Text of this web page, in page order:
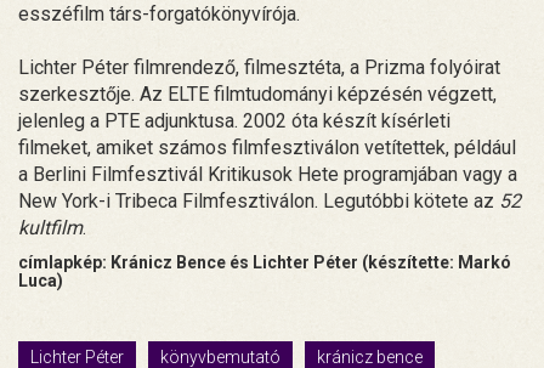
esszéfilm társ-forgatókönyvírója.
Lichter Péter filmrendező, filmesztéta, a Prizma folyóirat
szerkesztője. Az ELTE filmtudományi képzésén végzett,
jelenleg a PTE adjunktusa. 2002 óta készít kísérleti
filmeket, amiket számos filmfesztiválon vetítettek, például
a Berlini Filmfesztivál Kritikusok Hete programjában vagy a
New York-i Tribeca Filmfesztiválon. Legutóbbi kötete az 52
kultfilm.
címlapkép: Kránicz Bence és Lichter Péter (készítette: Markó
Luca)
Lichter Péter könyvbemutató
kránicz bence